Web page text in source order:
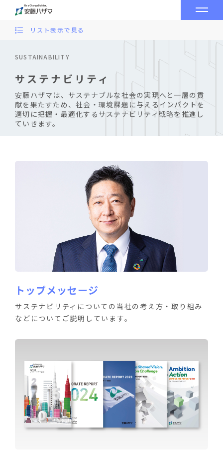
SUSTAINABILITY
サステナビリティ
安藤ハザマは、サステナブルな社会の実現へと一層の貢
献を果たすため、社会・環境課題に与えるインパクトを
適切に把握・最適化するサステナビリティ戦略を推進し
ていきます。
リスト表示で見る
トップメッセージ
サステナビリティについての当社の考え方・取り組み
などについてご説明しています。